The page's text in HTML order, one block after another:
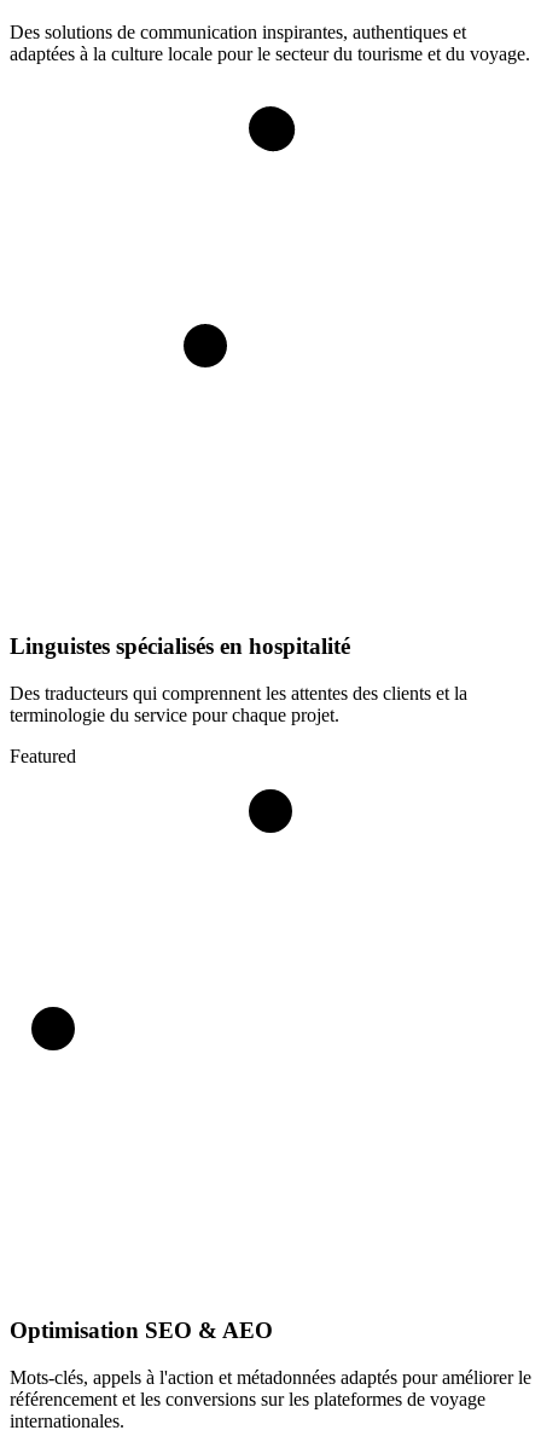
Des solutions de communication inspirantes, authentiques et
adaptées à la culture locale pour le secteur du tourisme et du voyage.
Linguistes spécialisés en hospitalité
Des traducteurs qui comprennent les attentes des clients et la
terminologie du service pour chaque projet.
Featured
Optimisation SEO & AEO
Mots-clés, appels à l'action et métadonnées adaptés pour améliorer le
référencement et les conversions sur les plateformes de voyage
internationales.